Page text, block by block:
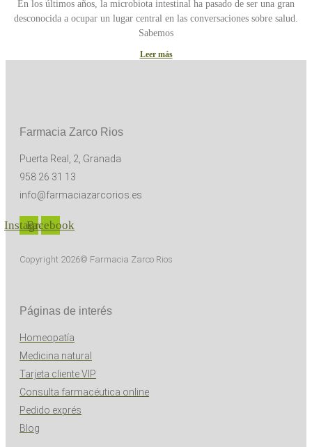
En los últimos años, la microbiota intestinal ha pasado de ser una gran
desconocida a ocupar un lugar central en las conversaciones sobre salud.
Sabemos
Leer más
Farmacia Zarco Rios
Puerta Real, 2, Granada
958 26 31 13
info@farmaciazarcorios.es
Instagram
Facebook
Copyright 2026© Farmacia Zarco Rios
Páginas de interés
Homeopatía
Medicina natural
Tarjeta cliente VIP
Consulta farmacéutica online
Pedido exprés
Blog